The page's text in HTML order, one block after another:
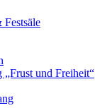
Festsäle
„Frust und Freiheit“